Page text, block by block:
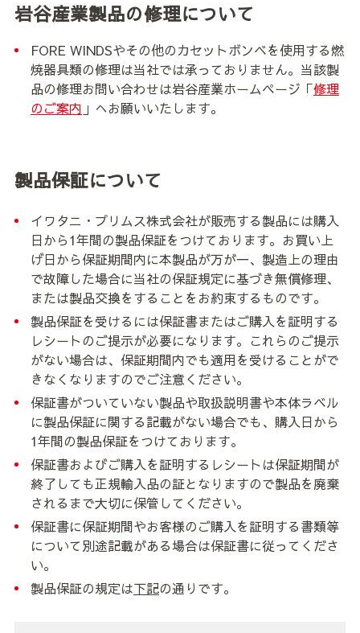
岩谷産業製品の修理について
FORE WINDSやその他のカセットボンベを使用する燃
焼器具類の修理は当社では承っておりません。当該製
品の修理お問い合わせは岩谷産業ホームページ「修理
のご案内 」へお願いいたします。
製品保証について
イワタニ・プリムス株式会社が販売する製品には購入
日から1年間の製品保証をつけております。お買い上
げ日から保証期間内に本製品が万が一、製造上の理由
で故障した場合に当社の保証規定に基づき無償修理、
または製品交換をすることをお約束するものです。
製品保証を受けるには保証書またはご購入を証明する
レシートのご提示が必要になります。これらのご提示
がない場合は、保証期間内でも適用を受けることがで
きなくなりますのでご注意ください。
保証書がついていない製品や取扱説明書や本体ラベル
に製品保証に関する記載がない場合でも、購入日から
1年間の製品保証をつけております。
保証書およびご購入を証明するレシートは保証期間が
終了しても正規輸入品の証となりますので製品を廃棄
されるまで大切に保管してください。
保証書に保証期間やお客様のご購入を証明する書類等
について別途記載がある場合は保証書に従ってくださ
い。
製品保証の規定は下記の通りです。